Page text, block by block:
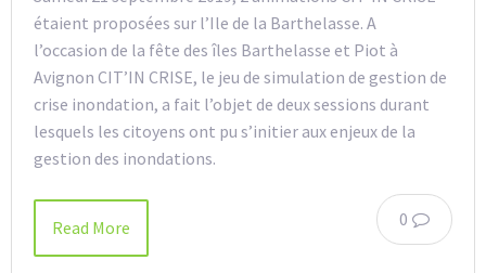
étaient proposées sur l’Ile de la Barthelasse. A
l’occasion de la fête des îles Barthelasse et Piot à
Avignon CIT’IN CRISE, le jeu de simulation de gestion de
crise inondation, a fait l’objet de deux sessions durant
lesquels les citoyens ont pu s’initier aux enjeux de la
gestion des inondations.
0
Read More